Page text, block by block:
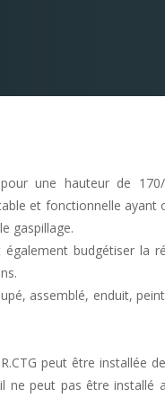
une hauteur de
et fonctionnelle ayant
gaspillage.
budgétiser la
assemblé, enduit,
peut être installée
ne peut pas être installé